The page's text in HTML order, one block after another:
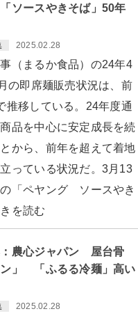
ソースやきそば」50年
2025.02.28
（まるか食品）の24年4
の即席麺販売状況は、前
推移している。24年度通
品を中心に安定成長を続
から、前年を超えて着地
っている状況だ。3月13
の「ペヤング ソースやき
を読む
：農心ジャパン 屋台骨
ン」 「ふるる冷麺」高い
2025.02.28